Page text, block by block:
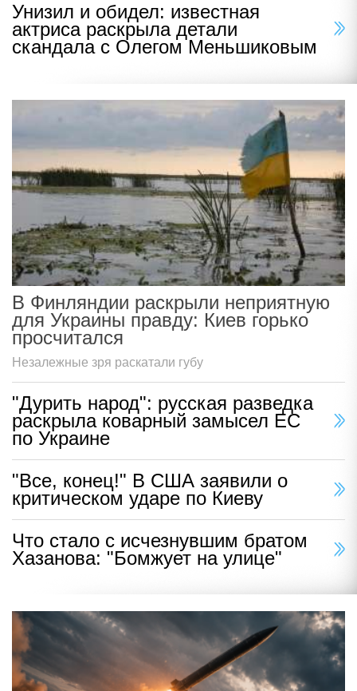
Унизил и обидел: известная
актриса раскрыла детали
скандала с Олегом Меньшиковым
В Финляндии раскрыли неприятную
для Украины правду: Киев горько
просчитался
Незалежные зря раскатали губу
"Дурить народ": русская разведка
раскрыла коварный замысел ЕС
по Украине
"Все, конец!" В США заявили о
критическом ударе по Киеву
Что стало с исчезнувшим братом
Хазанова: "Бомжует на улице"